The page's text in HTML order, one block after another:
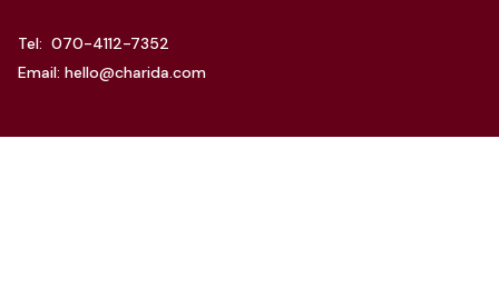
Tel: 070-4112-7352
Email: hello@charida.com